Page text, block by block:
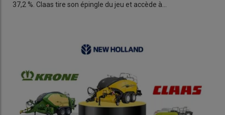
37,2 %. Claas tire son épingle du jeu et accède à…